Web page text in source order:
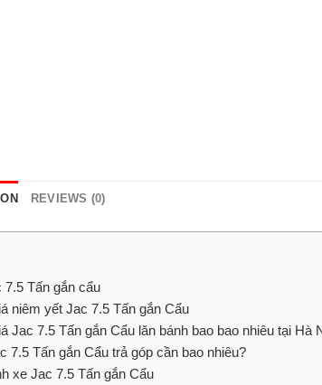
REVIEWS (0)
7.5 Tấn gắn cẩu
niêm yết Jac 7.5 Tấn gắn Cẩu
Jac 7.5 Tấn gắn Cẩu lăn bánh bao bao nhiêu tại Hà
7.5 Tấn gắn Cẩu trả góp cần bao nhiêu?
xe Jac 7.5 Tấn gắn Cẩu